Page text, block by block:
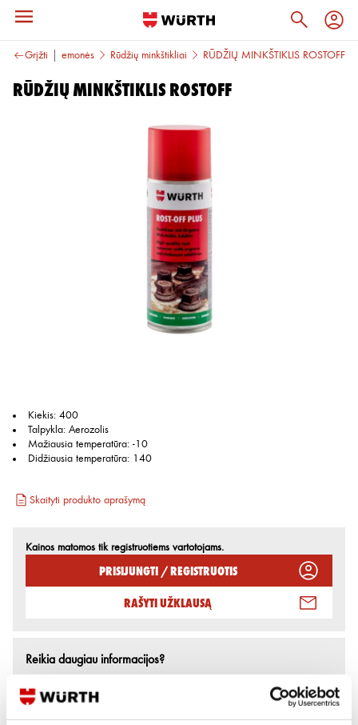
Grįžti priemonės Rūdžių minkštikliai RŪDŽIŲ MINKŠTIKLIS ROSTOFF
RŪDŽIŲ MINKŠTIKLIS ROSTOFF
Kiekis: 400
Talpykla: Aerozolis
Mažiausia temperatūra: -10
Didžiausia temperatūra: 140
Skaityti produkto aprašymą
Kainos matomos tik registruotiems vartotojams.
Prisijungti / Registruotis
Rašyti užklausą
Reikia daugiau informacijos?
Rodyti artimiausią parduotuvę
Skambinti:+370 694 91387